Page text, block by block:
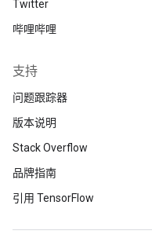
Twitter
哔哩哔哩
支持
问题跟踪器
版本说明
Stack Overflow
品牌指南
引用 TensorFlow